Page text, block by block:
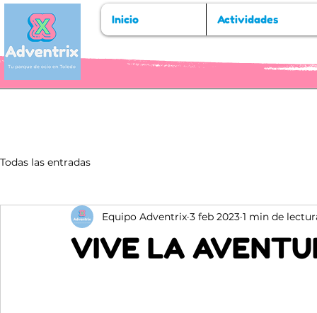
Inicio Actividades
Todas las entradas
VIVE LA
Equipo Adventrix 3 feb 2023 1 min de